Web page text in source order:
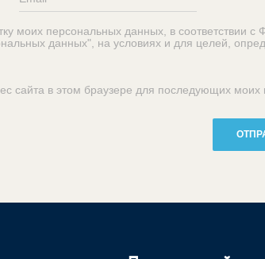
моих персональных данных, в соответствии
данных", на условиях и для целей,
сайта в этом браузере для последующих моих